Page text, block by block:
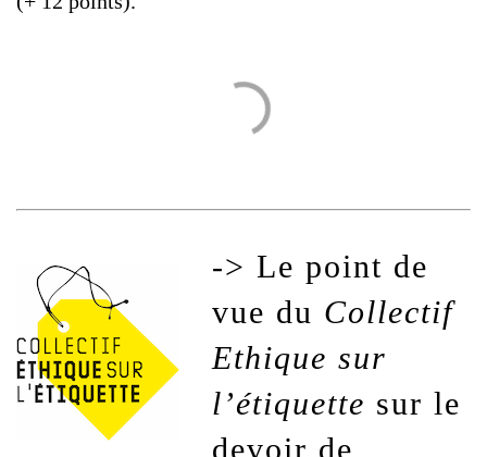
-> Le point de
vue du Collectif
Ethique sur
l’étiquette sur le
devoir de